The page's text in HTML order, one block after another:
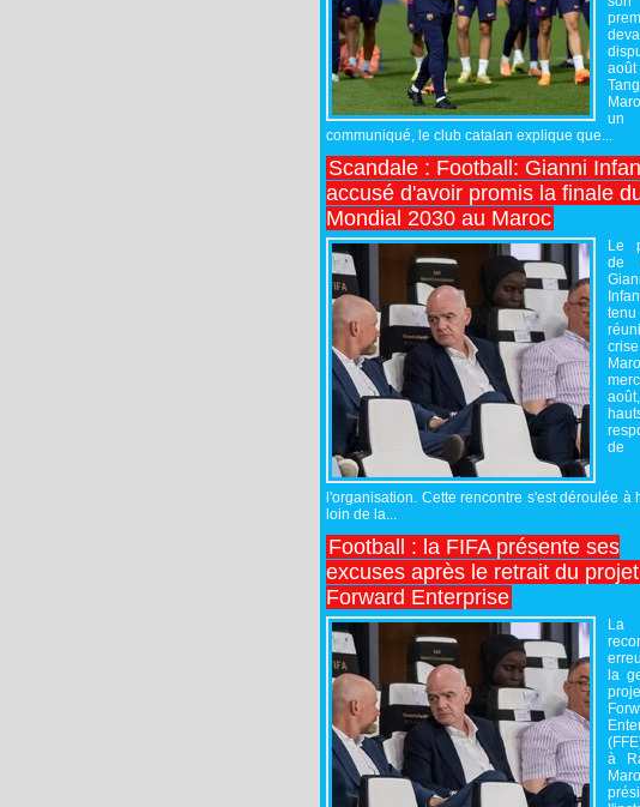
un
communiqué, le club catalan explique que...
Scandale : Football: Gianni
accusé d'avoir promis la finale
Mondial 2030 au Maroc
Le
de
de
l'organisation. Cette rencontre s'est déroulée à
loin de la...
Football : la FIFA présente ses
excuses après le retrait du
Forward Enterprise
La
la
à